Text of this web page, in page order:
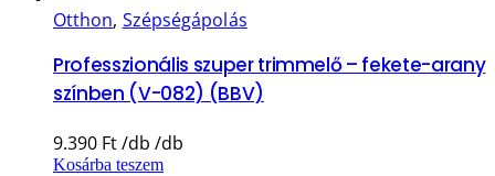
Otthon, Szépségápolás
Professzionális szuper trimmelő – fekete-arany
színben (V-082) (BBV)
9.390 Ft
Kosárba teszem